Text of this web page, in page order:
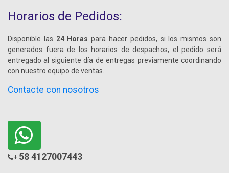
Horarios de Pedidos:
Disponible las 24 Horas para hacer pedidos, si los mismos son
generados fuera de los horarios de despachos, el pedido será
entregado al siguiente día de entregas previamente coordinando
con nuestro equipo de ventas.
Contacte con nosotros
+ 58 4127007443